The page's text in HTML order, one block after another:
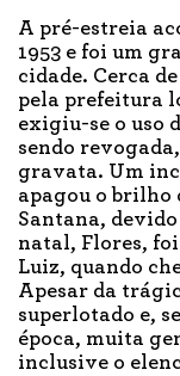
A pré-estreia
1953 e foi um
cidade. Cerca
pela prefeitura
exigiu-se o uso
sendo
gravata. Um
apagou o brilho
Santana,
natal, Flores, foi
Luiz, quando
Apesar da
superlotado e,
época, muita
inclusive o